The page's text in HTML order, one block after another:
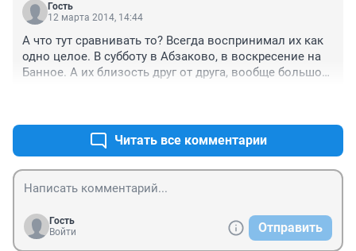
Гость
12 марта 2014, 14:44
А что тут сравнивать то? Всегда воспринимал их как
одно целое. В субботу в Абзаково, в воскресение на
Банное. А их близость друг от друга, вообще большой
Читать все комментарии
Гость
Войти
Отправить